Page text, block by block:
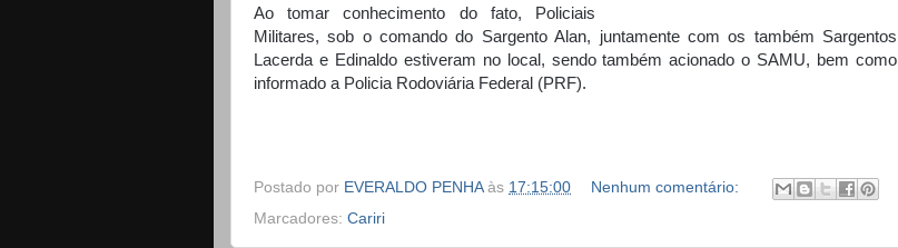
Ao tomar conhecimento do fato, Policiais
Militares, sob o comando do Sargento Alan, juntamente com os também Sargentos
Lacerda e Edinaldo estiveram no local, sendo também acionado o SAMU, bem como
informado a Policia Rodoviária Federal (PRF).
Postado por EVERALDO PENHA às 17:15:00
Nenhum comentário:
Marcadores: Cariri